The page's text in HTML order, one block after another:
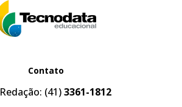
Contato
Redação: (41)3361-1812